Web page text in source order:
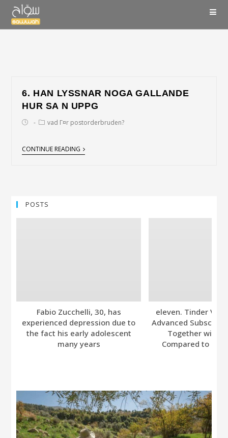
6. HAN LYSSNAR NOGA GALLANDE
HUR SA N UPPG
vad Г¤r postorderbruden?
CONTINUE READING
POSTS
Fabio Zucchelli, 30, has
experienced depression due to
the fact his early adolescent
many years
eleven. Tinder
Advanced
Together with
Compared to